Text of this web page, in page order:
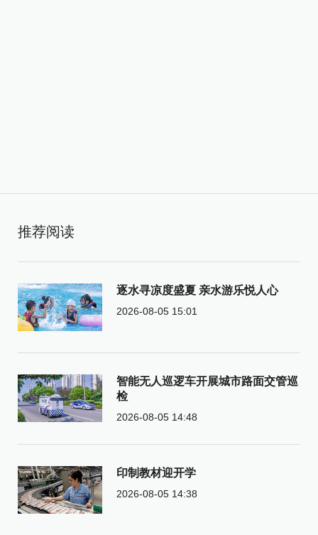
推荐阅读
逐水寻凉度盛夏 亲水游乐悦人心
2026-08-05 15:01
智能无人巡逻车开展城市路面交管巡
检
2026-08-05 14:48
印制教材迎开学
2026-08-05 14:38